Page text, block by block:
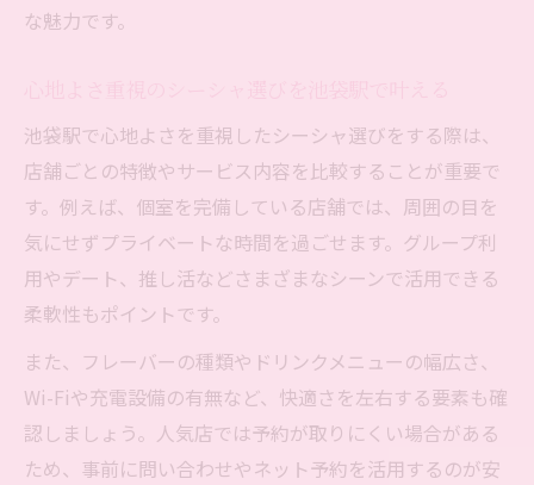
な魅力です。
池袋駅で心地よさを重視したシーシャ選びをする際は、
店舗ごとの特徴やサービス内容を比較することが重要で
す。例えば、個室を完備している店舗では、周囲の目を
気にせずプライベートな時間を過ごせます。グループ利
用やデート、推し活などさまざまなシーンで活用できる
柔軟性もポイントです。
また、フレーバーの種類やドリンクメニューの幅広さ、
Wi-Fiや充電設備の有無など、快適さを左右する要素も確
認しましょう。人気店では予約が取りにくい場合がある
ため、事前に問い合わせやネット予約を活用するのが安